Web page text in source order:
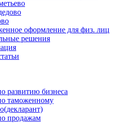
оформление для физ. лиц
решения
развитию бизнеса
таможенному
продажам